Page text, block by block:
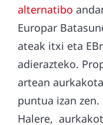
alternatibo
Europar
ateak itxi eta
adierazteko.
artean
puntua izan zen.
Halere,